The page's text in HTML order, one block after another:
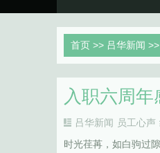
首页 >> 吕华新闻
入职六周
吕华新闻 员工心声
时光荏苒，如白驹过